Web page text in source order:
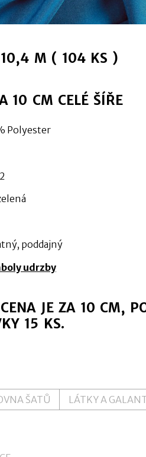
10,4 M ( 104 KS )
10 CM CELÉ ŠÍŘE
Polyester
poddajný
udrzby
JE ZA 10 CM,
15 KS.
ŠATŮ LÁTKY A